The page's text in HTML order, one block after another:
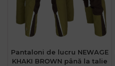
Pantaloni de lucru NEWAGE
KHAKI BROWN până la talie